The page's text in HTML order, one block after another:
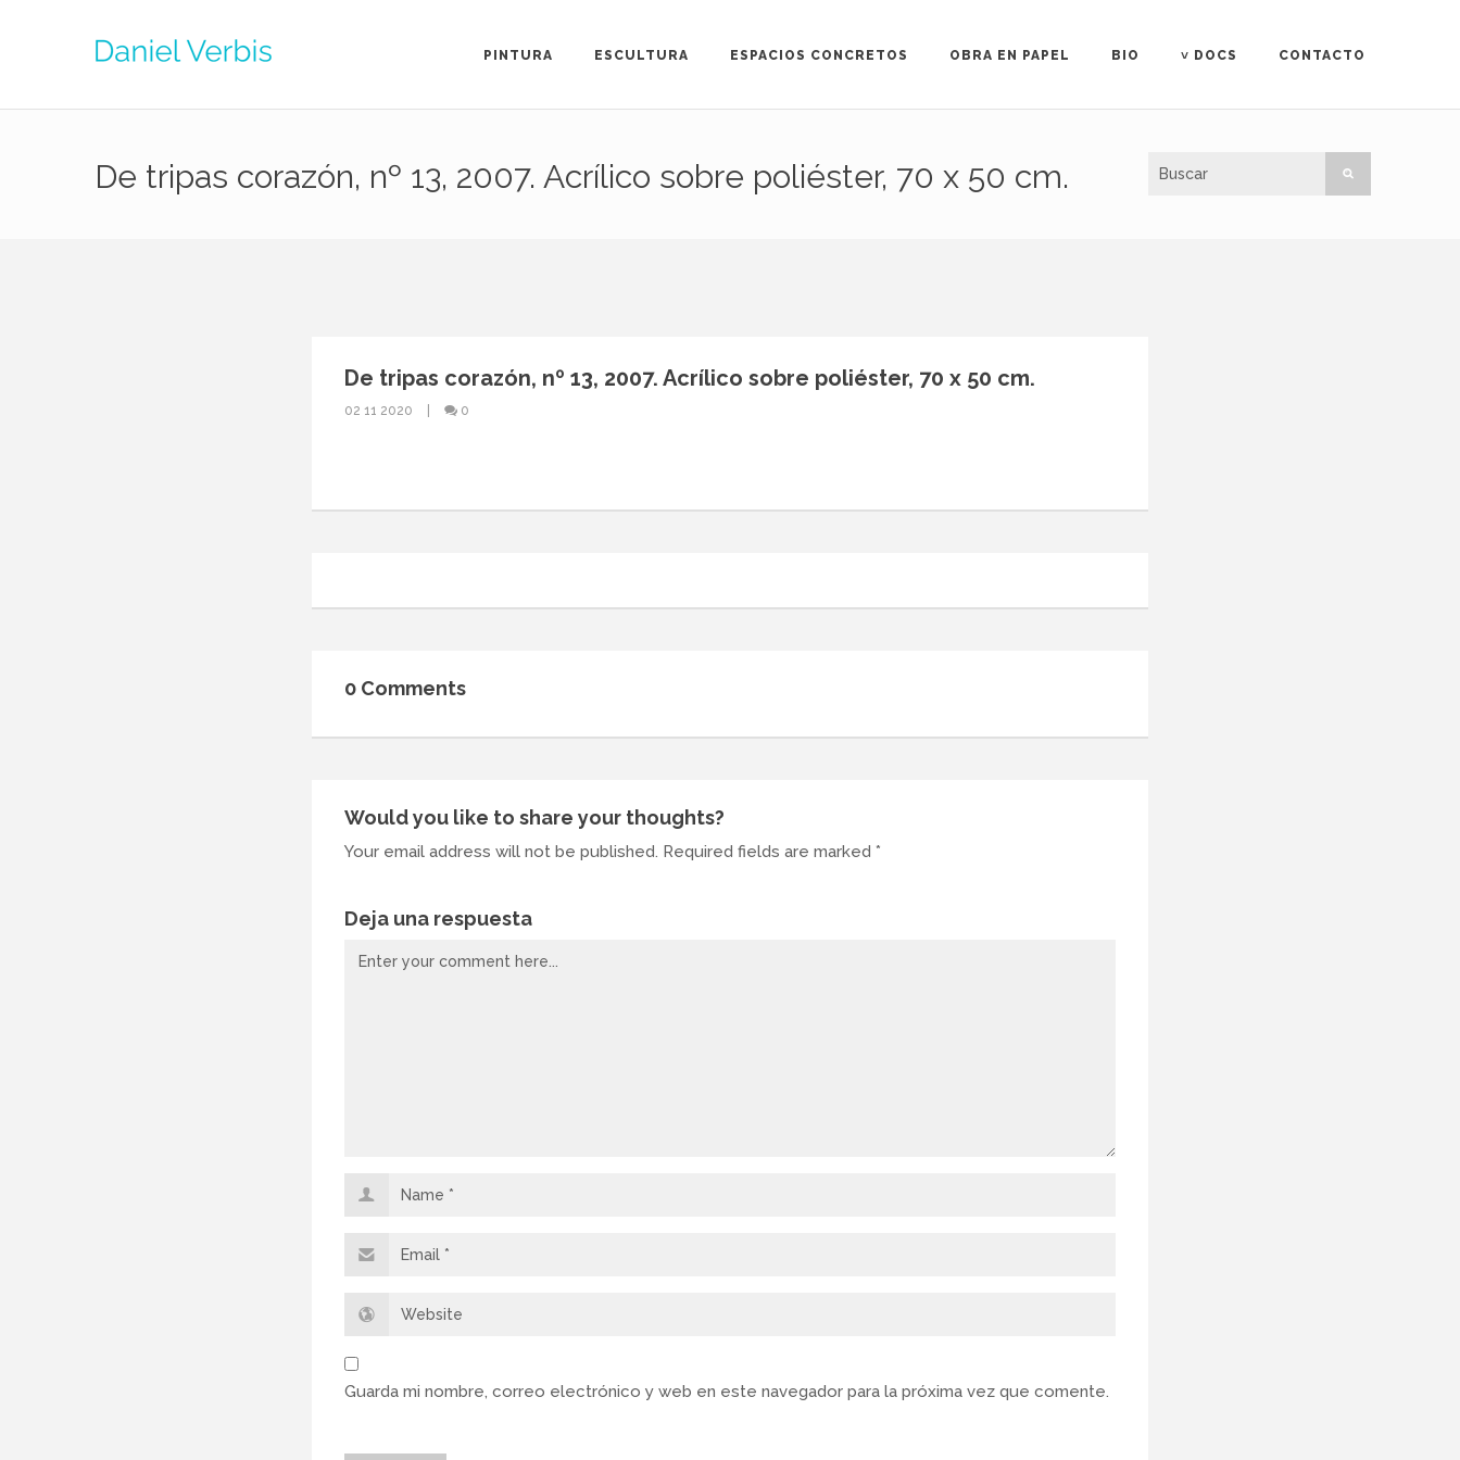
PINTURA ESCULTURA ESPACIOS CONCRETOS OBRA EN PAPEL BIO ˅ DOCS CONTACTO
De tripas corazón, nº 13, 2007. Acrílico sobre poliéster, 70 x 50 cm.
De tripas corazón, nº 13, 2007. Acrílico sobre poliéster, 70 x 50 cm.
02 11 2020 0
0 Comments
Would you like to share your thoughts?
Your email address will not be published. Required fields are marked *
Deja una respuesta
Guarda mi nombre, correo electrónico y web en este navegador para la próxima vez que comente.